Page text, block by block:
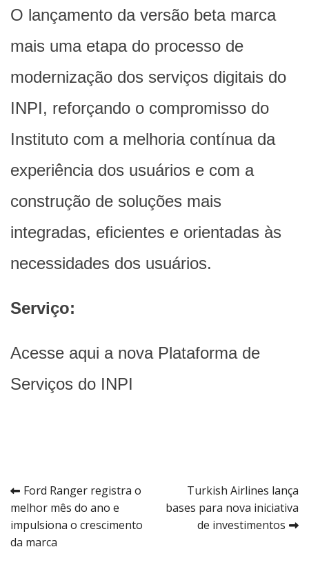
O lançamento da versão beta marca
mais uma etapa do processo de
modernização dos serviços digitais do
INPI, reforçando o compromisso do
Instituto com a melhoria contínua da
experiência dos usuários e com a
construção de soluções mais
integradas, eficientes e orientadas às
necessidades dos usuários.
Serviço:
Acesse aqui a nova Plataforma de
Serviços do INPI
Navegação
de
Post
Ford Ranger registra o
melhor mês do ano e
impulsiona o crescimento
da marca
Turkish Airlines lança
bases para nova iniciativa
de investimentos